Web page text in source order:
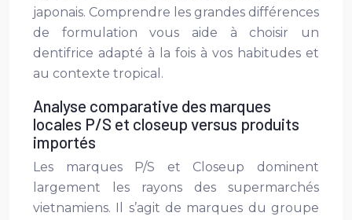
japonais. Comprendre les grandes différences
de formulation vous aide à choisir un
dentifrice adapté à la fois à vos habitudes et
au contexte tropical.
Analyse comparative des marques
locales P/S et closeup versus produits
importés
Les marques P/S et Closeup dominent
largement les rayons des supermarchés
vietnamiens. Il s’agit de marques du groupe